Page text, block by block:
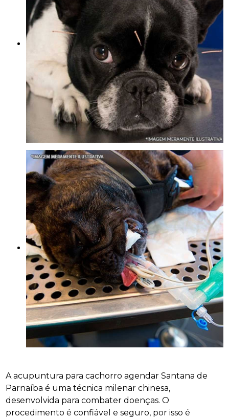
A acupuntura para cachorro agendar Santana de
Parnaíba é uma técnica milenar chinesa,
desenvolvida para combater doenças. O
procedimento é confiável e seguro, por isso é